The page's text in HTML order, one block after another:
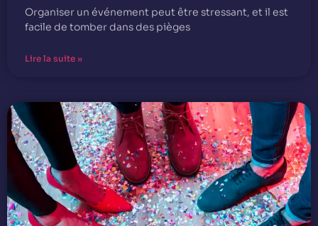
Organiser un événement peut être stressant, et il est
facile de tomber dans des pièges
Lire la suite »